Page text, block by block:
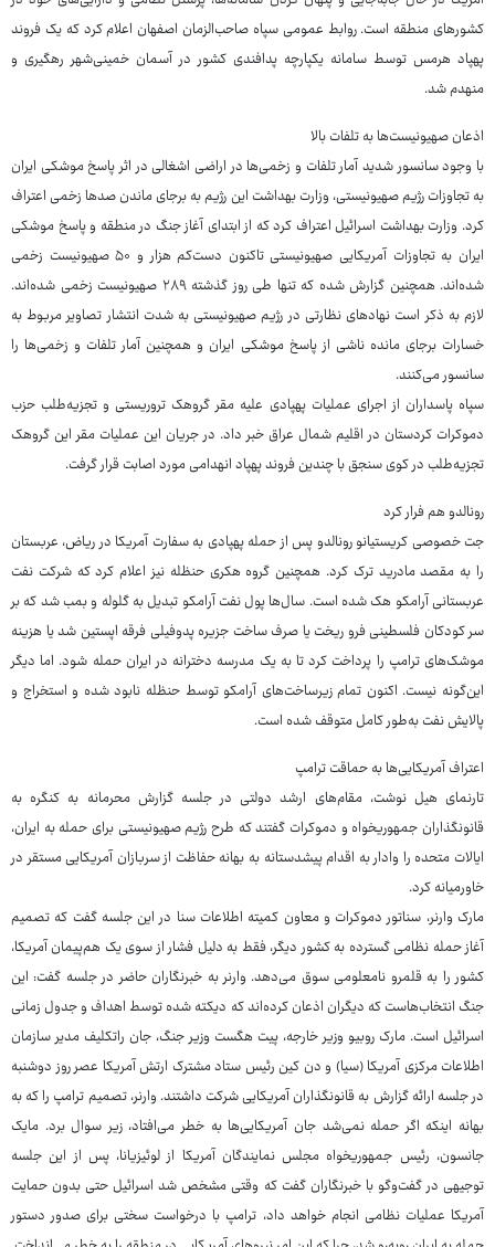
کشورهای منطقه است. روابط‌ عمومی سپاه صاحب‌الزمان اصفهان اعلام کرد که یک فروند
پهپاد هرمس توسط سامانه یکپارچه پدافندی کشور در آسمان خمینی‌شهر رهگیری و
منهدم شد.
اذعان صهیونیست‌ها به تلفات بالا
با وجود سانسور شدید آمار تلفات و زخمی‌ها در اراضی اشغالی در اثر پاسخ موشکی ایران
به تجاوزات رژیم صهیونیستی، وزارت بهداشت این رژیم به برجای ماندن صدها زخمی اعتراف
کرد. وزارت بهداشت اسرائیل اعتراف کرد که از ابتدای آغاز جنگ در منطقه و پاسخ موشکی
ایران به تجاوزات آمریکایی صهیونیستی تاکنون دست‌کم هزار و ۵۰ صهیونیست زخمی
شده‌اند. همچنین گزارش شده که تنها طی روز گذشته ۲۸۹ صهیونیست زخمی شده‌اند.
لازم به ذکر است نهادهای نظارتی در رژیم صهیونیستی به شدت انتشار تصاویر مربوط به
خسارات برجای مانده ناشی از پاسخ موشکی ایران و همچنین آمار تلفات و زخمی‌ها را
سانسور می‌کنند.
سپاه پاسداران از اجرای عملیات پهپادی علیه مقر گروهک تروریستی و تجزیه‌طلب حزب
دموکرات کردستان در اقلیم شمال عراق خبر داد. در جریان این عملیات مقر این گروهک
تجزیه‌طلب در کوی سنجق با چندین فروند پهپاد انهدامی مورد اصابت قرار گرفت.
رونالدو هم فرار کرد
جت خصوصی کریستیانو رونالدو پس از حمله پهپادی به سفارت آمریکا در ریاض، عربستان
را به مقصد مادرید ترک کرد. همچنین گروه هکری حنظله نیز اعلام کرد که شرکت نفت
عربستانی آرامکو هک شده است. سال‌ها پول نفت آرامکو تبدیل به گلوله و بمب شد که بر
سر کودکان فلسطینی فرو ریخت یا صرف ساخت جزیره پدوفیلی فرقه اپستین شد یا هزینه
موشک‌های ترامپ را پرداخت کرد تا به یک مدرسه دخترانه در ایران حمله شود. اما دیگر
این‌گونه نیست. اکنون تمام زیرساخت‌های آرامکو توسط حنظله نابود شده و استخراج و
پالایش نفت به‌طور کامل متوقف شده است.
اعتراف آمریکایی‌ها به حماقت ترامپ
تارنمای هیل نوشت، مقام‌های ارشد دولتی در جلسه گزارش محرمانه به کنگره به
قانونگذاران جمهوریخواه و دموکرات گفتند که طرح رژیم صهیونیستی برای حمله به ایران،
ایالات متحده را وادار به اقدام پیشدستانه به بهانه حفاظت از سربازان آمریکایی مستقر در
خاورمیانه کرد.
مارک وارنر، سناتور دموکرات و معاون کمیته اطلاعات سنا در این جلسه گفت که تصمیم
آغاز حمله نظامی گسترده به کشور دیگر، فقط به دلیل فشار از سوی یک هم‌پیمان آمریکا،
کشور را به قلمرو نامعلومی سوق می‌دهد. وارنر به خبرنگاران حاضر در جلسه گفت: این
جنگ انتخاب‌هاست که دیگران اذعان کرده‌اند که دیکته شده توسط اهداف و جدول زمانی
اسرائیل است. مارک روبیو وزیر خارجه، پیت هگست وزیر جنگ، جان راتکلیف مدیر سازمان
اطلاعات مرکزی آمریکا (سیا) و دن کین رئیس ستاد مشترک ارتش آمریکا عصر روز دوشنبه
در جلسه ارائه گزارش به قانونگذاران آمریکایی شرکت داشتند. وارنر، تصمیم ترامپ را که به
بهانه اینکه اگر حمله نمی‌شد جان آمریکایی‌ها به خطر می‌افتاد، زیر سوال برد. مایک
جانسون، رئیس جمهوریخواه مجلس نمایندگان آمریکا از لوئیزیانا، پس از این جلسه
توجیهی در گفت‌وگو با خبرنگاران گفت که وقتی مشخص شد اسرائیل حتی بدون حمایت
آمریکا عملیات نظامی انجام خواهد داد، ترامپ با درخواست سختی برای صدور دستور